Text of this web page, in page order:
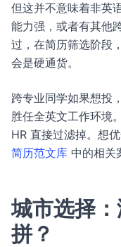
但这并不意味着非英
能力强，或者有其他
过，在简历筛选阶段
会是硬通货。
跨专业同学如果想投
胜任全英文工作环境
HR 直接过滤掉。想
简历范文库 中的相关
城市选择
拼？